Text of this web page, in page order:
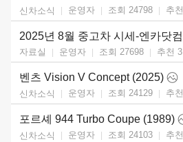
신차소식 운영자 조회 24798 추천
2025년 8월 중고차 시세-엔카닷컴
자료실 운영자 조회 27698 추천 3
벤츠 Vision V Concept (2025)
신차소식 운영자 조회 24129 추천
포르셰 944 Turbo Coupe (1989)
신차소식 운영자 조회 24103 추천